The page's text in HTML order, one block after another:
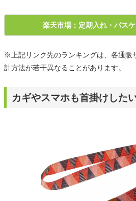
楽天市場：定期入れ・パス
※上記リンク先のランキングは、各通販
計方法が若干異なることがあります。
カギやスマホも首掛けした